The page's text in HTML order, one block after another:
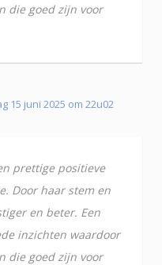
die goed zijn voor
15 juni 2025 om 22u02
prettige positieve
Door haar stem en
en beter. Een
inzichten waardoor
die goed zijn voor